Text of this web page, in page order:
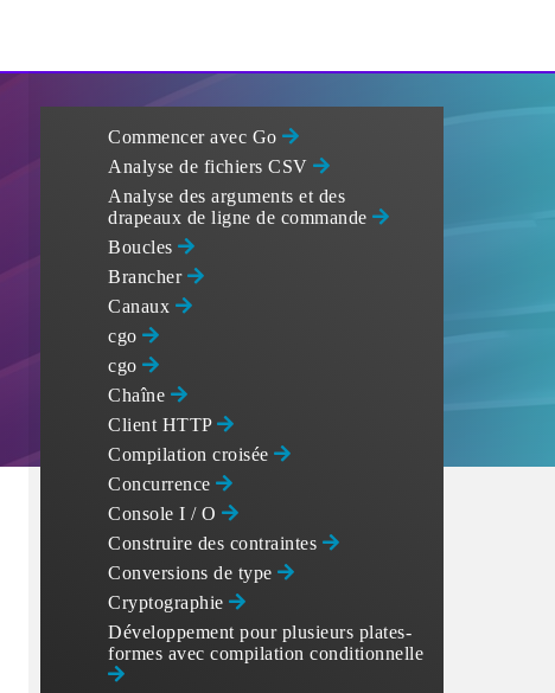
Commencer avec Go
Analyse de fichiers CSV
Analyse des arguments et des
drapeaux de ligne de commande
Boucles
Brancher
Canaux
cgo
cgo
Chaîne
Client HTTP
Compilation croisée
Concurrence
Console I / O
Construire des contraintes
Conversions de type
Cryptographie
Développement pour plusieurs plates-
formes avec compilation conditionnelle